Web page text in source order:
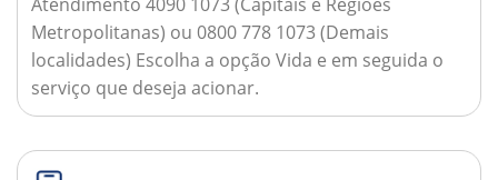
Atendimento 4090 1073 (Capitais e Regiões
Metropolitanas) ou 0800 778 1073 (Demais
localidades) Escolha a opção Vida e em seguida o
serviço que deseja acionar.